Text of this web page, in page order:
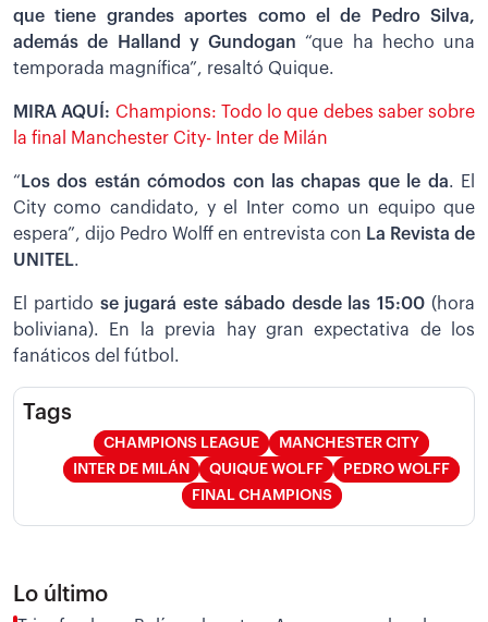
que tiene grandes aportes como el de Pedro Silva,
además de Halland y Gundogan “que ha hecho una
temporada magnífica”, resaltó Quique.
MIRA AQUÍ: Champions: Todo lo que debes saber sobre
la final Manchester City- Inter de Milán
“ Los dos están cómodos con las chapas que le da. El
City como candidato, y el Inter como un equipo que
espera”, dijo Pedro Wolff en entrevista con La Revista de
UNITEL.
El partido se jugará este sábado desde las 15:00(hora
boliviana). En la previa hay gran expectativa de los
fanáticos del fútbol.
Tags
CHAMPIONS LEAGUE
MANCHESTER CITY
INTER DE MILÁN
QUIQUE WOLFF
PEDRO WOLFF
FINAL CHAMPIONS
Lo último